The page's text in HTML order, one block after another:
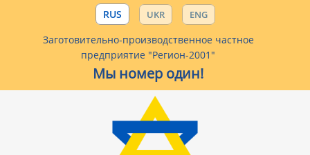
RUS UKR ENG
Заготовительно-производственное частное
предприятие "Регион-2001"
Мы номер один!